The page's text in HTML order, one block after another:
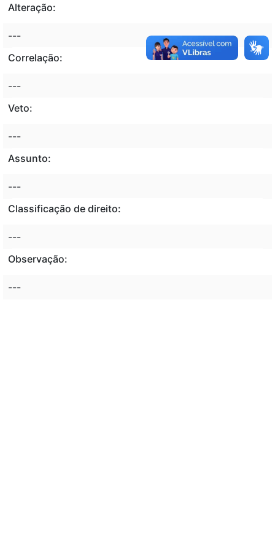
Alteração:
---
Correlação:
---
Veto:
---
Assunto:
---
Classificação de direito:
---
Observação:
---